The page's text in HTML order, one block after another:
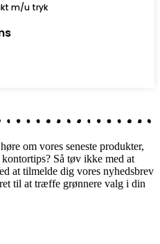
m/u tryk
om vores seneste produkter,
Så tøv ikke med at
at tilmelde dig vores nyhedsbrev
til at træffe grønnere valg i din